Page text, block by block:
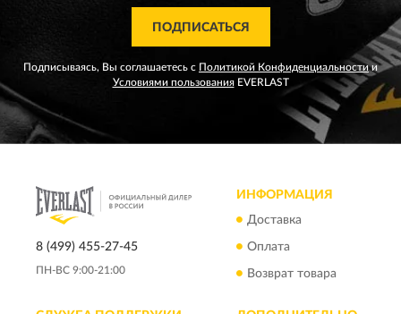
ПОДПИСАТЬСЯ
Подписываясь, Вы соглашаетесь с Политикой Конфиденциальности и
Условиями пользованияEVERLAST
8 (499) 455-27-45
ПН-ВС 9:00-21:00
ИНФОРМАЦИЯ
Доставка
Оплата
Возврат товара